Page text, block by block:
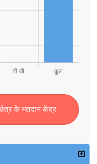
के मतदान केंद्र